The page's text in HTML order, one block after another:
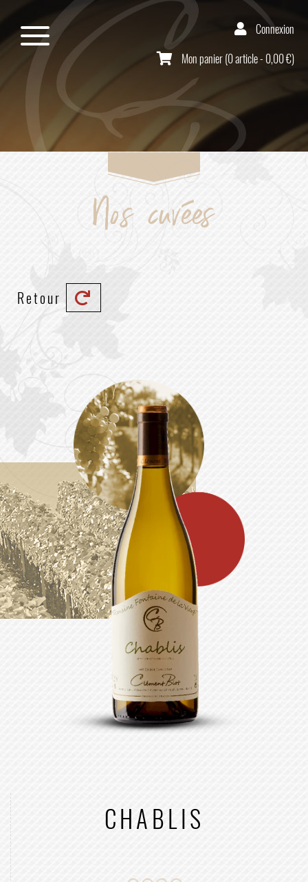
Connexion
Mon panier (0 article - 0,00 €)
Nos cuvées
Retour
CHABLIS